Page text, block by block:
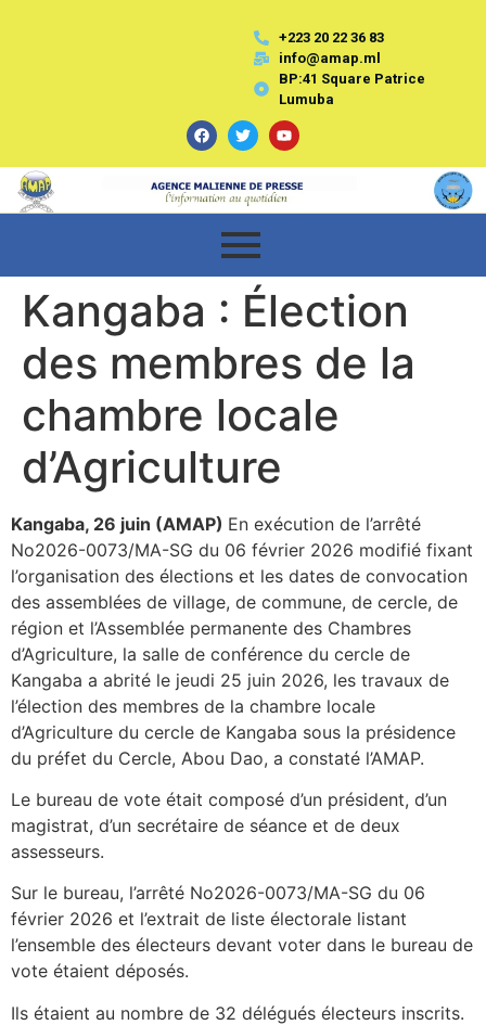
+223 20 22 36 83
info@amap.ml
BP:41 Square Patrice
Lumuba
Kangaba : Élection
des membres de la
chambre locale
d’Agriculture
Kangaba, 26 juin (AMAP) En exécution de l’arrêté
No2026-0073/MA-SG du 06 février 2026 modifié fixant
l’organisation des élections et les dates de convocation
des assemblées de village, de commune, de cercle, de
région et l’Assemblée permanente des Chambres
d’Agriculture, la salle de conférence du cercle de
Kangaba a abrité le jeudi 25 juin 2026, les travaux de
l’élection des membres de la chambre locale
d’Agriculture du cercle de Kangaba sous la présidence
du préfet du Cercle, Abou Dao, a constaté l’AMAP.
Le bureau de vote était composé d’un président, d’un
magistrat, d’un secrétaire de séance et de deux
assesseurs.
Sur le bureau, l’arrêté No2026-0073/MA-SG du 06
février 2026 et l’extrait de liste électorale listant
l’ensemble des électeurs devant voter dans le bureau de
vote étaient déposés.
Ils étaient au nombre de 32 délégués électeurs inscrits.